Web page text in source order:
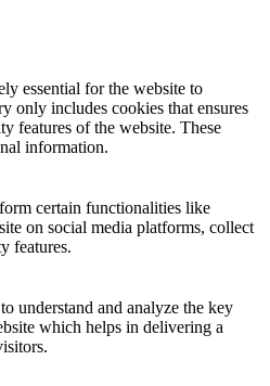
essential for the website to
only includes cookies that ensures
features of the website. These
information.
certain functionalities like
on social media platforms, collect
features.
understand and analyze the key
which helps in delivering a